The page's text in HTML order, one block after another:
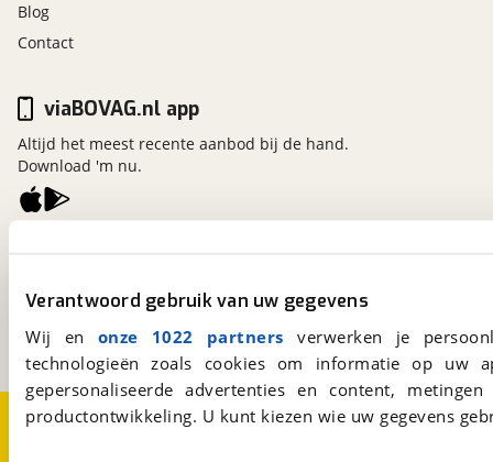
Verantwoord gebruik van uw gegevens
Wij en onze 1022 partners verwerken je
technologieën zoals cookies om informatie op
gepersonaliseerde advertenties en content,
productontwikkeling. U kunt kiezen wie uw gegevens
Blog
Contact
3981 AJ Bunnik
BOVAG
viaBOVAG.nl app
Altijd het meest recente aanbod bij de hand.
Download 'm nu.
Over viaBOVAG.nlDisclaimer- en Privacyverklaring